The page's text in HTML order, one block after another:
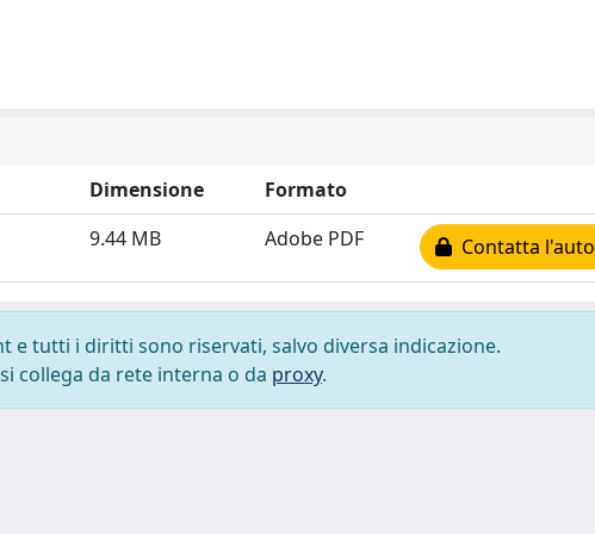
Dimensione
Formato
9.44 MB Adobe PDF Contatta
e tutti i diritti sono riservati, salvo diversa indicazione.
collega da rete interna o da proxy.